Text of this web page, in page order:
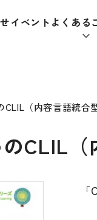
イベント よくある
補助教材
CLIL（内容言語統合
CLIL